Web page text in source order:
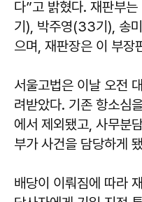
다”고 밝혔다. 재판부
기), 박주영(33기), 송
으며, 재판장은 이 부장
서울고법은 이날 오전
려받았다. 기존 항소심
에서 제외됐고, 사무분
부가 사건을 담당하게
배당이 이뤄짐에 따라